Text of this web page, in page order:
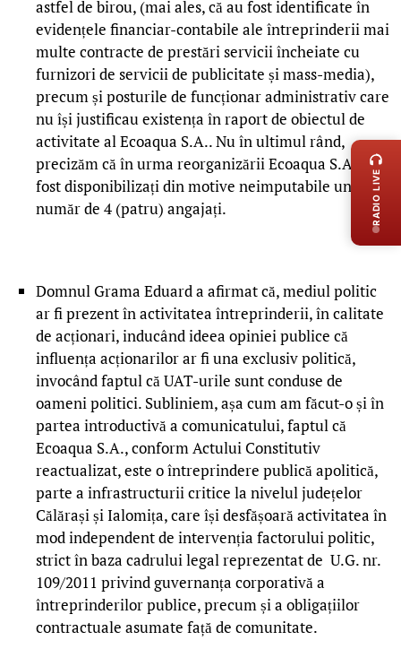
astfel de birou, (mai ales, că au fost identificate în
evidențele financiar-contabile ale întreprinderii mai
multe contracte de prestări servicii încheiate cu
furnizori de servicii de publicitate și mass-media),
precum și posturile de funcționar administrativ care
nu își justificau existența în raport de obiectul de
activitate al Ecoaqua S.A.. Nu în ultimul rând,
precizăm că în urma reorganizării Ecoaqua S.A., au
fost disponibilizați din motive neimputabile un
număr de 4 (patru) angajați.
Domnul Grama Eduard a afirmat că, mediul politic
ar fi prezent în activitatea întreprinderii, în calitate
de acționari, inducând ideea opiniei publice că
influența acționarilor ar fi una exclusiv politică,
invocând faptul că UAT-urile sunt conduse de
oameni politici. Subliniem, așa cum am făcut-o și în
partea introductivă a comunicatului, faptul că
Ecoaqua S.A., conform Actului Constitutiv
reactualizat, este o întreprindere publică apolitică,
parte a infrastructurii critice la nivelul județelor
Călărași și Ialomița, care își desfășoară activitatea în
mod independent de intervenția factorului politic,
strict în baza cadrului legal reprezentat de U.G. nr.
109/2011 privind guvernanța corporativă a
întreprinderilor publice, precum și a obligațiilor
contractuale asumate față de comunitate.
RADIO LIVE